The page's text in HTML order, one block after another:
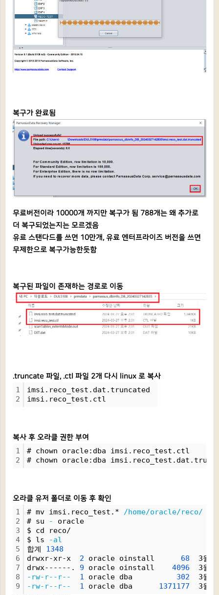
복구가 완료됨
무료버전이라 10000개 까지만 복구가 됨 788개는 왜 추가로
더 복구되었는지는 모르겠음
유료 스탠다드를 쓰면 10만개, 유료 엔터프라이즈 버전을 쓰면
무제한으로 복구가능한듯함
복구된 파일이 존재하는 경로로 이동
.truncate 파일, .ctl 파일 2개 다시 linux 로 복사
1
2
imsi.reco_test.dat.truncated
imsi.reco_test.ctl
복사 후 오라클 권한 부여
1
2
# chown oracle:dba imsi.reco_test.ctl
# chown oracle:dba
오라클 유저 폴더로 이동 후 확인
1
2
3
4
5
6
7
8
9
# mv imsi.reco_test.* /home/oracle/reco/
# su
-
oracle
$ cd reco/
$ ls
-al
합계 1348
drwxr-xr-x 2 oracle oinstall 68 3월
drwx------. 9 oracle oinstall 4096 3월
-rw-r--r--
1 oracle dba 302 3월
-rw-r--r--
1 oracle dba 1371177 3월